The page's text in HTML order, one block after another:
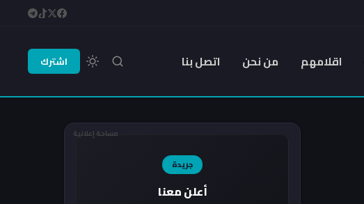
اقلامهم من نحن اتصل بنا اشترك
مساحة إعلانية
جريدة
أعلن معنا